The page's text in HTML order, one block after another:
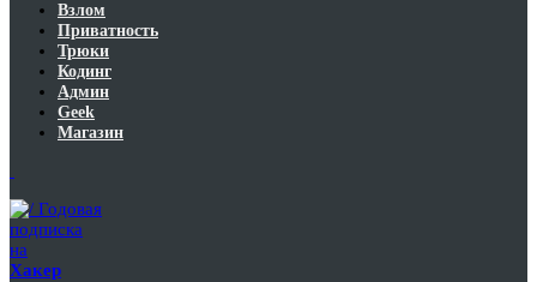
Взлом
Приватность
Трюки
Кодинг
Админ
Geek
Магазин
Годовая
подписка
на
Хакер